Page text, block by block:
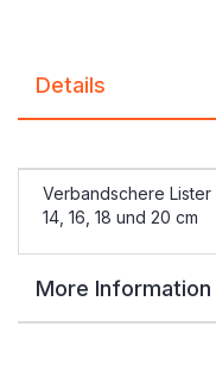
Details
Verbandschere
14, 16, 18 und 20 cm
More Information